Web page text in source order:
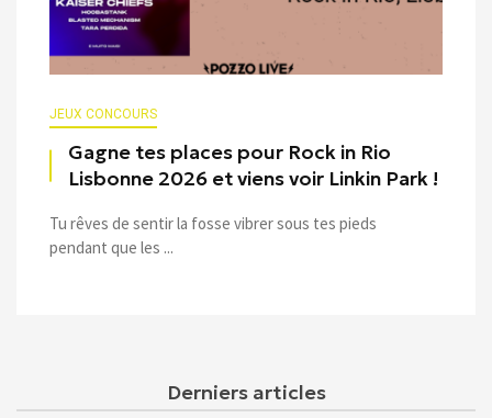
JEUX CONCOURS
Gagne tes places pour Rock in Rio
Lisbonne 2026 et viens voir Linkin Park !
Tu rêves de sentir la fosse vibrer sous tes pieds
pendant que les ...
Derniers articles